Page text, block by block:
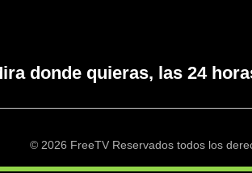
donde quieras, las 24
© 2026 FreeTV Reservados todos los